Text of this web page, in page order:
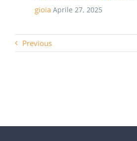
gioia Aprile 27, 2025
Previous